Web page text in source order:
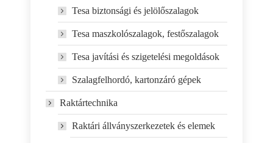
Tesa biztonsági és jelölőszalagok
Tesa maszkolószalagok, festőszalagok
Tesa javítási és szigetelési megoldások
Szalagfelhordó, kartonzáró gépek
Raktártechnika
Raktári állványszerkezetek és elemek